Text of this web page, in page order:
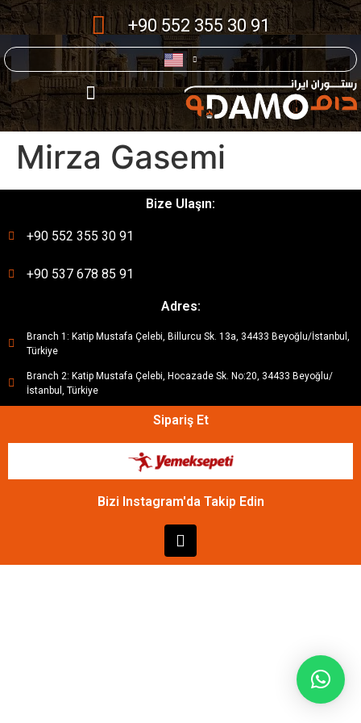
+90 552 355 30 91
Mirza Gasemi
Bize Ulaşın:
+90 552 355 30 91
+90 537 678 85 91
Adres:
Branch 1: Katip Mustafa Çelebi, Billurcu Sk. 13a, 34433 Beyoğlu/İstanbul,
Türkiye
Branch 2: Katip Mustafa Çelebi, Hocazade Sk. No:20, 34433 Beyoğlu/
İstanbul, Türkiye
Sipariş Et
Bizi Instagram'da Takip Edin